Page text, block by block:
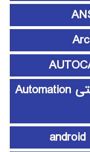
آموزش اتوماسیون صنعتی Automation